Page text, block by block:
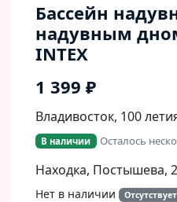
Бассейн
надувным
INTEX
1 399 ₽
Владивосток, 100
В наличии Осталось
Находка, Постышева,
Нет в наличии Отсутствует